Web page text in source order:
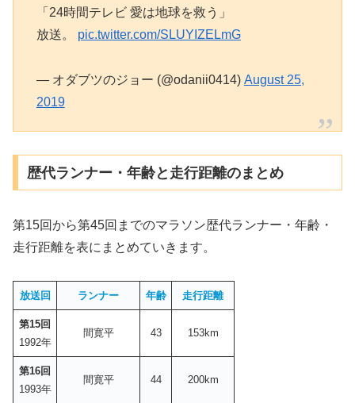
「24時間テレビ 愛は地球を救う」
放送。 pic.twitter.com/SLUYIZELmG
— オダブツのジョー (@odanii0414) August 25,
2019
歴代ランナー・年齢と走行距離のまとめ
第15回から第45回までのマラソン歴代ランナー・年齢・
走行距離を表にまとめていきます。
放送回 ランナー 年齢 走行距離
第15回
1992年
間寛平 43 153km
第16回
1993年
間寛平 44 200km